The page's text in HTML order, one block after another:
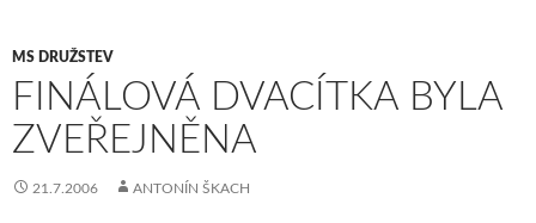
MS DRUŽSTEV
FINÁLOVÁ DVACÍTKA BYLA
ZVEŘEJNĚNA
21.7.2006 ANTONÍN ŠKACH